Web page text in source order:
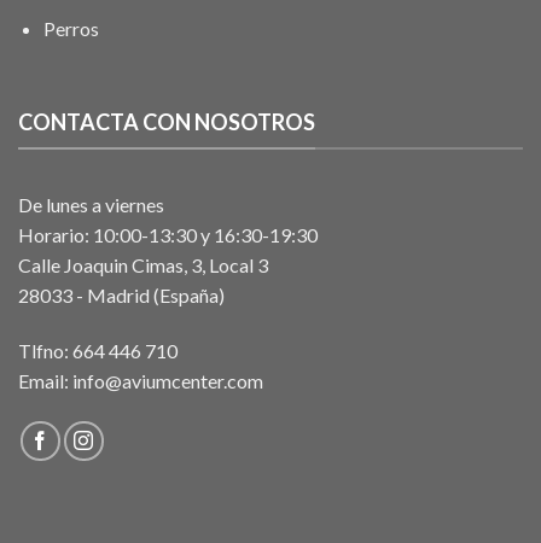
Perros
CONTACTA CON NOSOTROS
De lunes a viernes
Horario: 10:00-13:30 y 16:30-19:30
Calle Joaquin Cimas, 3, Local 3
28033 - Madrid (España)
Tlfno: 664 446 710
Email: info@aviumcenter.com